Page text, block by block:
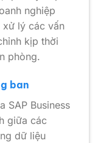
nghiệp
xử lý các vấn
kịp thời
phòng.
ban
SAP Business
giữa các
dữ liệu